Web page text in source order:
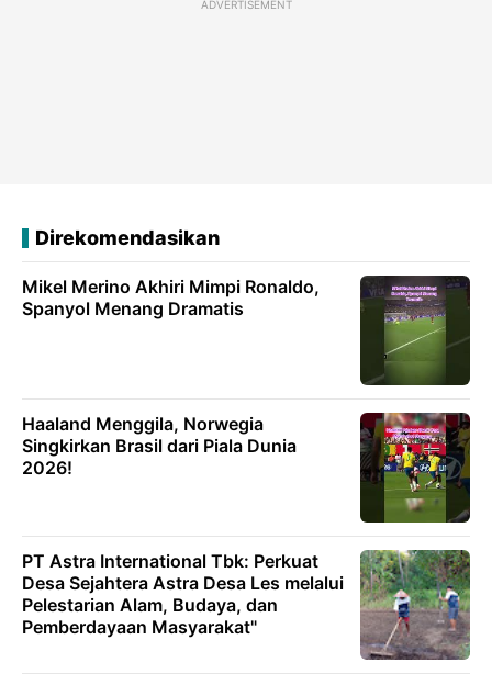
ADVERTISEMENT
Direkomendasikan
Mikel Merino Akhiri Mimpi Ronaldo,
Spanyol Menang Dramatis
Haaland Menggila, Norwegia
Singkirkan Brasil dari Piala Dunia
2026!
PT Astra International Tbk: Perkuat
Desa Sejahtera Astra Desa Les melalui
Pelestarian Alam, Budaya, dan
Pemberdayaan Masyarakat"